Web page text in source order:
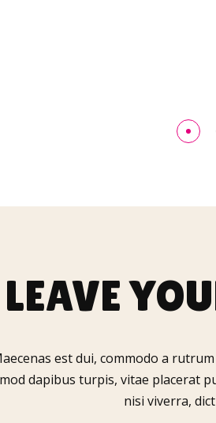
LEAVE
est dui, commodo a
dapibus turpis, vitae placerat
nisi viverra,